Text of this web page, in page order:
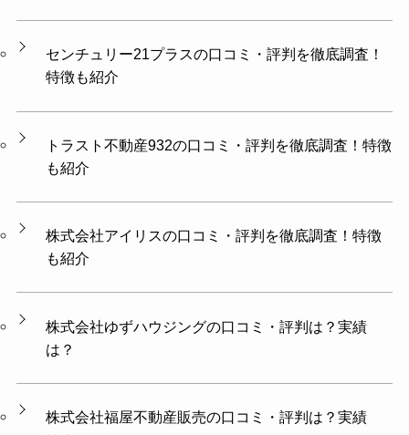
センチュリー21プラスの口コミ・評判を徹底調査！
特徴も紹介
トラスト不動産932の口コミ・評判を徹底調査！特徴
も紹介
株式会社アイリスの口コミ・評判を徹底調査！特徴
も紹介
株式会社ゆずハウジング​​の口コミ・評判は？実績
は？
株式会社福屋不動産販売の口コミ・評判は？実績